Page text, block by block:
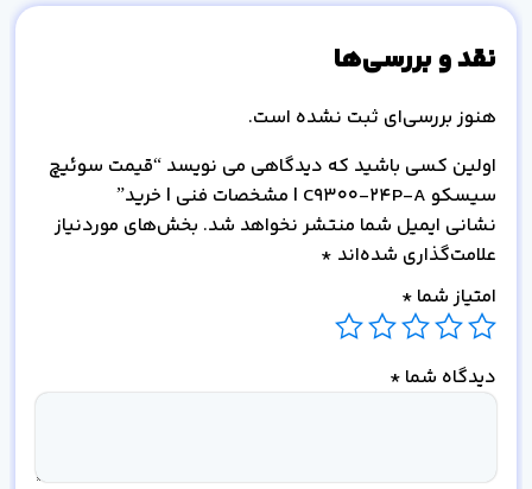
نقد و بررسی‌ها
هنوز بررسی‌ای ثبت نشده است.
اولین کسی باشید که دیدگاهی می نویسد “قیمت سوئیچ
سیسکو C9300-24P-A | مشخصات فنی | خرید”
نشانی ایمیل شما منتشر نخواهد شد. بخش‌های موردنیاز
علامت‌گذاری شده‌اند *
امتیاز شما *
دیدگاه شما *